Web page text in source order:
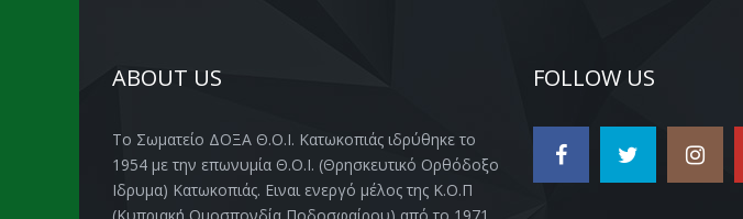
ABOUT US
Το Σωματείο ΔΟΞΑ Θ.Ο.Ι. Κατωκοπιάς ιδρύθηκε το
1954 με την επωνυμία Θ.Ο.Ι. (Θρησκευτικό Ορθόδοξο
Ιδρυμα) Κατωκοπιάς. Ειναι ενεργό μέλος της Κ.Ο.Π
(Κυπριακή Ομοσπονδία Ποδοσφαίρου) από το 1971.
FOLLOW US